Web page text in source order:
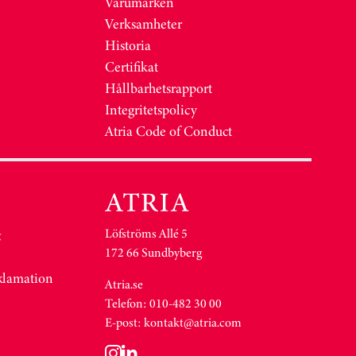
Verksamheter
Historia
Certifikat
Hållbarhetsrapport
Integritetspolicy
Atria Code of Conduct
Löfströms Allé 5
172 66 Sundbyberg
Atria.se
Telefon: 010-482 30 00
E-post: kontakt@atria.com